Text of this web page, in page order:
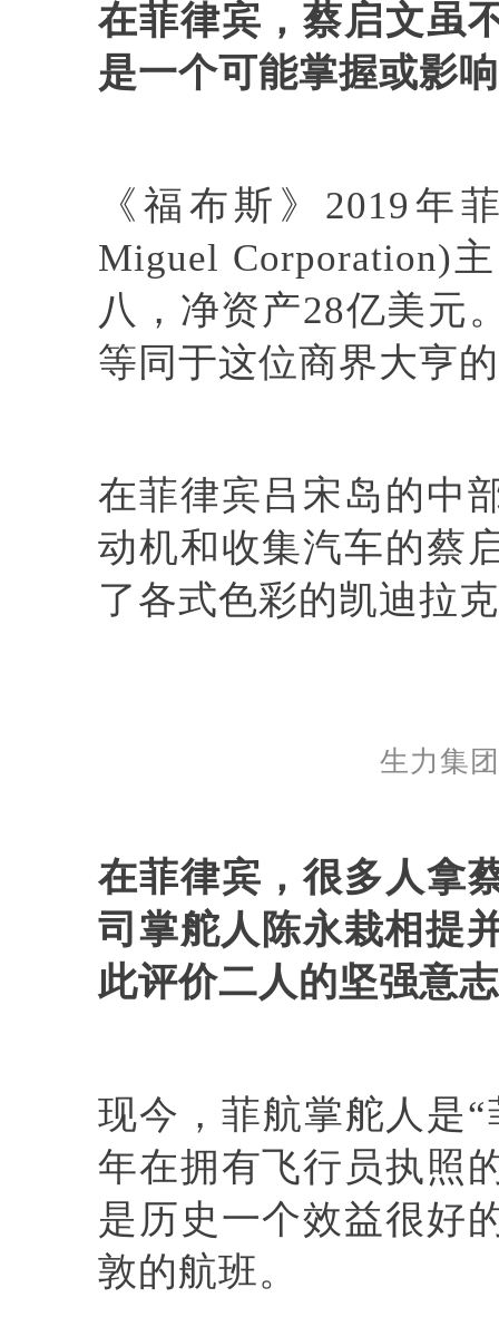
在菲律宾，蔡启文虽
是一个可能掌握或影
《福布斯》2019年
Miguel Corporation)
八，净资产28亿美元
等同于这位商界大亨
在菲律宾吕宋岛的中
动机和收集汽车的蔡
了各式色彩的凯迪拉
生力集
在菲律宾，很多人拿
司掌舵人 陈永栽相提
此评价二人的坚强意
现今，菲航掌舵人是
年在拥有飞行员执照
是历史一个效益很好
敦的航班。